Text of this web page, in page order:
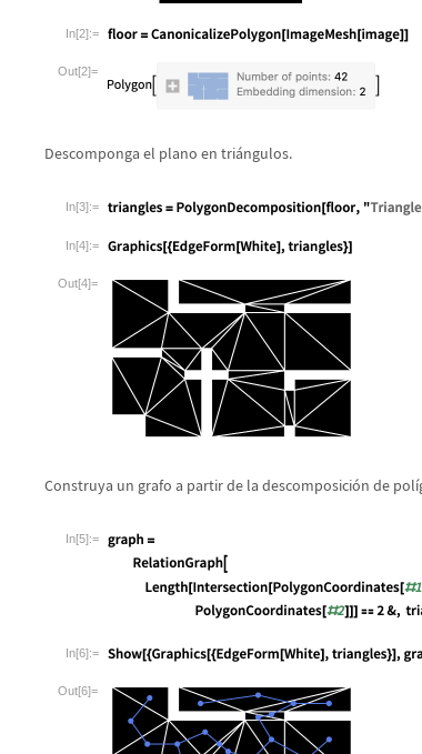
In[2]:=
Out[2]=
Descomponga el plano en triángulos.
In[3]:=
In[4]:=
Out[4]=
Construya un grafo a partir de la descomposición de polí
In[5]:=
In[6]:=
Out[6]=